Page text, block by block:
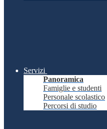
Servizi
Panoramica
Famiglie e studenti
Personale scolastico
Percorsi di studio